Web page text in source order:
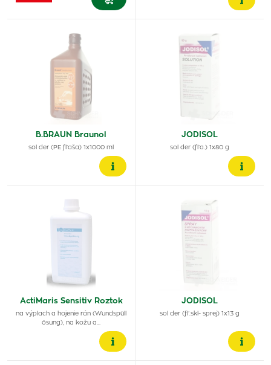
B.BRAUN Braunol
sol der (PE fľaša) 1x1000 ml
JODISOL
sol der (fľa.) 1x80 g
ActiMaris Sensitiv Roztok
na výplach a hojenie rán (Wundspüll
ösung), na kožu a…
JODISOL
sol der (fľ.skl- sprej) 1x13 g